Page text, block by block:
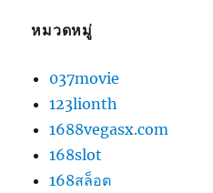
หมวดหมู่
037movie
123lionth
1688vegasx.com
168slot
168สล็อต